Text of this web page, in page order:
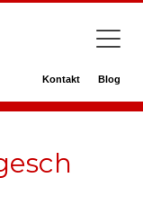
Kontakt Blog